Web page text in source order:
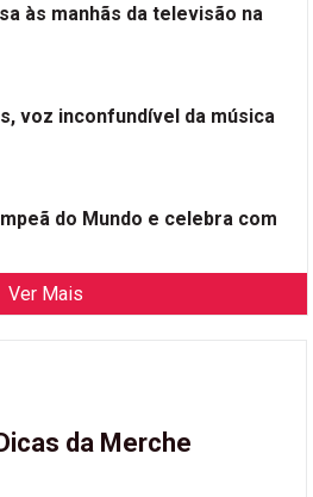
às manhãs da televisão na
voz inconfundível da música
do Mundo e celebra com
Ver Mais
da Merche